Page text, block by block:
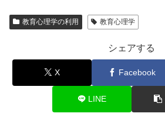
教育心理学の利用 教育心理学
シェアする
X Facebook
LINE